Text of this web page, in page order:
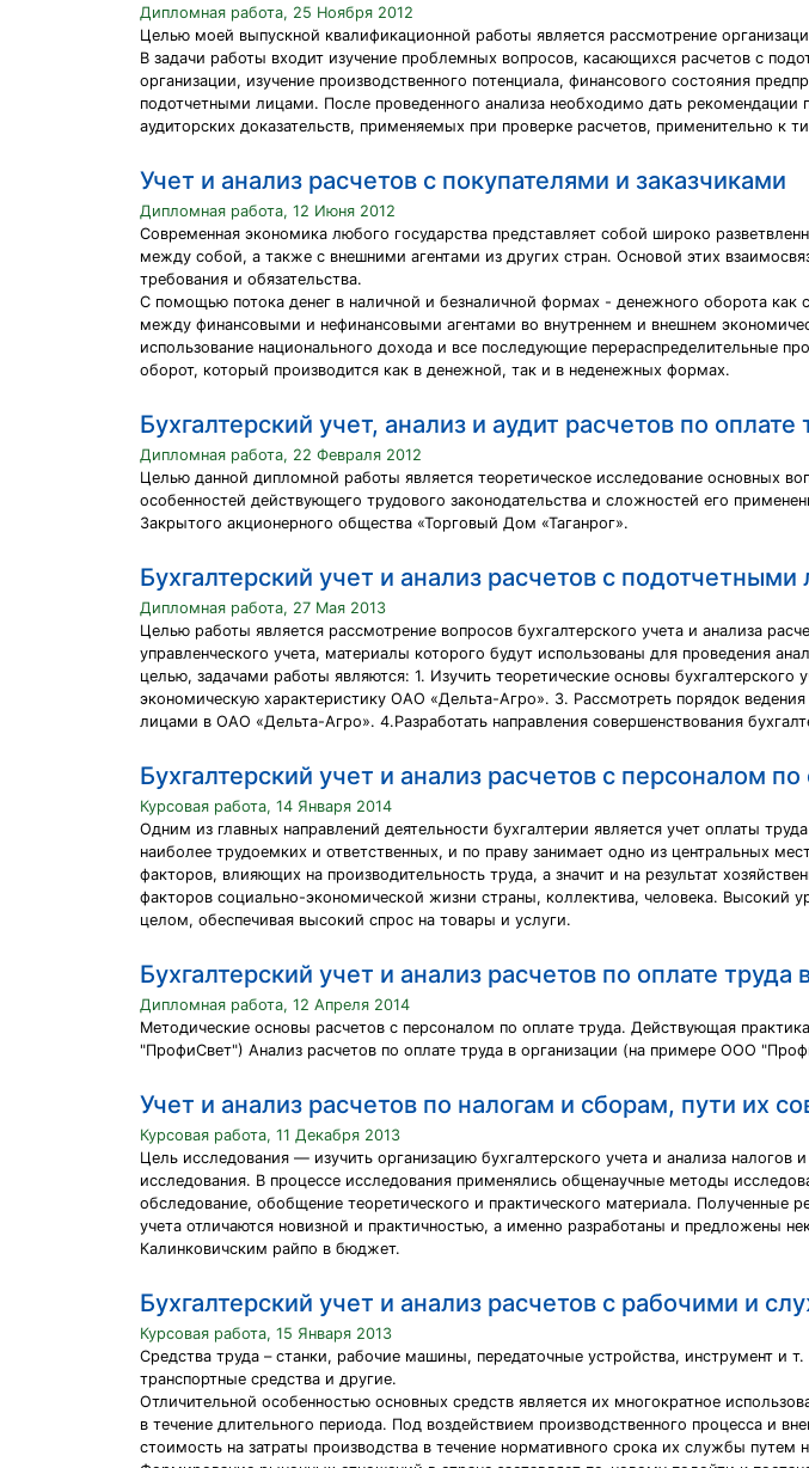
Дипломная работа, 25 Ноября 2012
Целью моей выпускной квалификационной работы является рассмотрение
В задачи работы входит изучение проблемных вопросов, касающихся расчетов с
организации, изучение производственного потенциала, финансового состояния
подотчетными лицами. После проведенного анализа необходимо дать
аудиторских доказательств, применяемых при проверке расчетов, применительно
Учет и анализ расчетов с покупателями и заказчиками
Дипломная работа, 12 Июня 2012
Современная экономика любого государства представляет собой широко
между собой, а также с внешними агентами из других стран. Основой этих
требования и обязательства.
С помощью потока денег в наличной и безналичной формах - денежного оборота
между финансовыми и нефинансовыми агентами во внутреннем и внешнем
использование национального дохода и все последующие перераспределительные
оборот, который производится как в денежной, так и в неденежных формах.
Бухгалтерский учет, анализ и аудит расчетов по оплате
Дипломная работа, 22 Февраля 2012
Целью данной дипломной работы является теоретическое исследование основных
особенностей действующего трудового законодательства и сложностей его
Закрытого акционерного общества «Торговый Дом «Таганрог».
Бухгалтерский учет и анализ расчетов с подотчетными
Дипломная работа, 27 Мая 2013
Целью работы является рассмотрение вопросов бухгалтерского учета и анализа
управленческого учета, материалы которого будут использованы для проведения
целью, задачами работы являются: 1. Изучить теоретические основы
экономическую характеристику ОАО «Дельта-Агро». 3. Рассмотреть порядок
лицами в ОАО «Дельта-Агро». 4.Разработать направления совершенствования
Бухгалтерский учет и анализ расчетов с персоналом по
Курсовая работа, 14 Января 2014
Одним из главных направлений деятельности бухгалтерии является учет оплаты
наиболее трудоемких и ответственных, и по праву занимает одно из центральных
факторов, влияющих на производительность труда, а значит и на результат
факторов социально-экономической жизни страны, коллектива, человека. Высокий
целом, обеспечивая высокий спрос на товары и услуги.
Бухгалтерский учет и анализ расчетов по оплате труда
Дипломная работа, 12 Апреля 2014
Методические основы расчетов с персоналом по оплате труда. Действующая
"ПрофиСвет") Анализ расчетов по оплате труда в организации (на примере ООО
Учет и анализ расчетов по налогам и сборам, пути их
Курсовая работа, 11 Декабря 2013
Цель исследования — изучить организацию бухгалтерского учета и анализа
исследования. В процессе исследования применялись общенаучные методы
обследование, обобщение теоретического и практического материала. Полученные
учета отличаются новизной и практичностью, а именно разработаны и предложены
Калинковичским райпо в бюджет.
Бухгалтерский учет и анализ расчетов с рабочими и
Курсовая работа, 15 Января 2013
Средства труда – станки, рабочие машины, передаточные устройства, инструмент и
транспортные средства и другие.
Отличительной особенностью основных средств является их многократное
в течение длительного периода. Под воздействием производственного процесса и
стоимость на затраты производства в течение нормативного срока их службы